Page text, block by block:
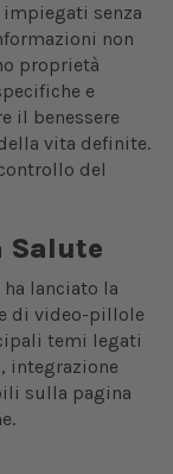
senza
non
proprietà
e
il benessere
vita definite.
del
Salute
lanciato la
di video-pillole
temi legati
integrazione
sulla pagina